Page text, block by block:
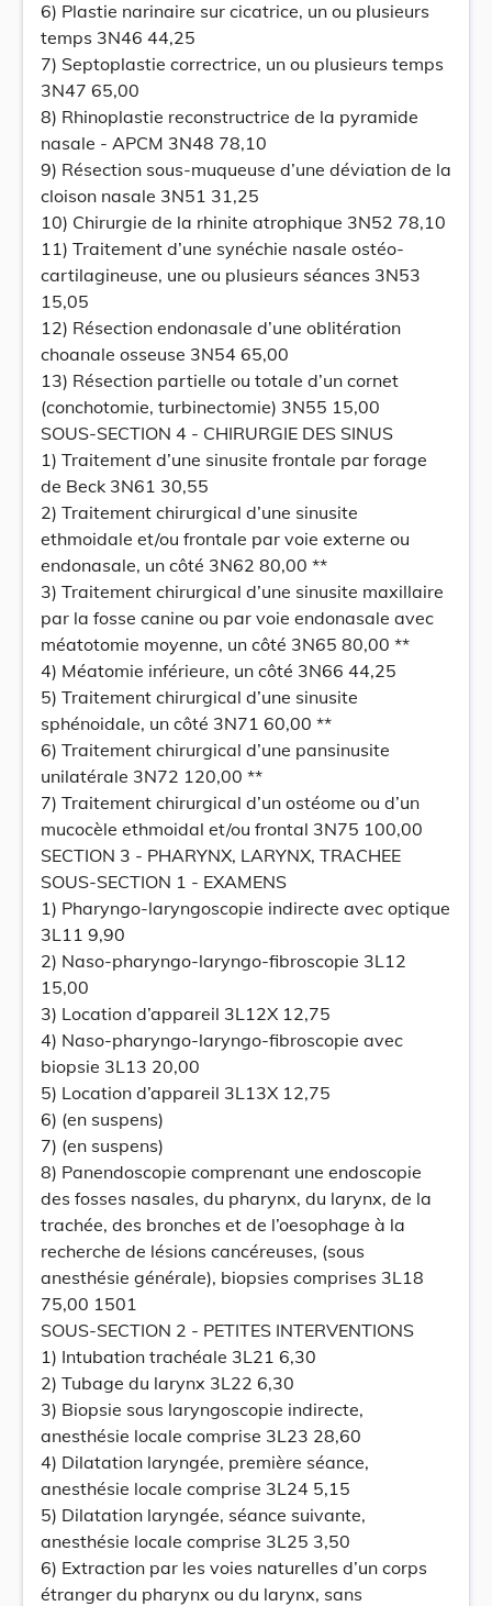
6) Plastie narinaire sur cicatrice, un ou plusieurs
temps 3N46 44,25
7) Septoplastie correctrice, un ou plusieurs temps
3N47 65,00
8) Rhinoplastie reconstructrice de la pyramide
nasale - APCM 3N48 78,10
9) Résection sous-muqueuse d’une déviation de la
cloison nasale 3N51 31,25
10) Chirurgie de la rhinite atrophique 3N52 78,10
11) Traitement d’une synéchie nasale ostéo-
cartilagineuse, une ou plusieurs séances 3N53
15,05
12) Résection endonasale d’une oblitération
choanale osseuse 3N54 65,00
13) Résection partielle ou totale d’un cornet
(conchotomie, turbinectomie) 3N55 15,00
SOUS-SECTION 4 - CHIRURGIE DES SINUS
1) Traitement d’une sinusite frontale par forage
de Beck 3N61 30,55
2) Traitement chirurgical d’une sinusite
ethmoidale et/ou frontale par voie externe ou
endonasale, un côté 3N62 80,00 **
3) Traitement chirurgical d’une sinusite maxillaire
par la fosse canine ou par voie endonasale avec
méatotomie moyenne, un côté 3N65 80,00 **
4) Méatomie inférieure, un côté 3N66 44,25
5) Traitement chirurgical d’une sinusite
sphénoidale, un côté 3N71 60,00 **
6) Traitement chirurgical d’une pansinusite
unilatérale 3N72 120,00 **
7) Traitement chirurgical d’un ostéome ou d’un
mucocèle ethmoidal et/ou frontal 3N75 100,00
SECTION 3 - PHARYNX, LARYNX, TRACHEE
SOUS-SECTION 1 - EXAMENS
1) Pharyngo-laryngoscopie indirecte avec optique
3L11 9,90
2) Naso-pharyngo-laryngo-fibroscopie 3L12
15,00
3) Location d’appareil 3L12X 12,75
4) Naso-pharyngo-laryngo-fibroscopie avec
biopsie 3L13 20,00
5) Location d’appareil 3L13X 12,75
6) (en suspens)
7) (en suspens)
8) Panendoscopie comprenant une endoscopie
des fosses nasales, du pharynx, du larynx, de la
trachée, des bronches et de l’oesophage à la
recherche de lésions cancéreuses, (sous
anesthésie générale), biopsies comprises 3L18
75,00 1501
SOUS-SECTION 2 - PETITES INTERVENTIONS
1) Intubation trachéale 3L21 6,30
2) Tubage du larynx 3L22 6,30
3) Biopsie sous laryngoscopie indirecte,
anesthésie locale comprise 3L23 28,60
4) Dilatation laryngée, première séance,
anesthésie locale comprise 3L24 5,15
5) Dilatation laryngée, séance suivante,
anesthésie locale comprise 3L25 3,50
6) Extraction par les voies naturelles d’un corps
étranger du pharynx ou du larynx, sans